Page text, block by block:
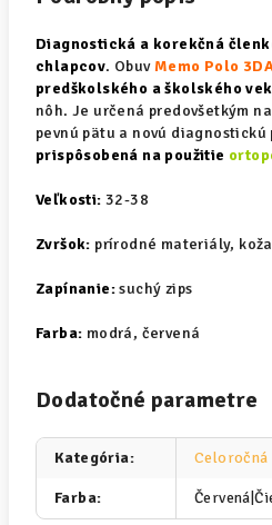
Diagnostická a korekčná
chlapcov. ObuvMemo Polo
predškolského a školského
nôh. Je určená predovšetkým
pevnú pätu a novú diagnostickú
prispôsobená na použitie
Veľkosti: 32-38
Zvršok: prírodné materiály, koža
Zapínanie:suchý zips
Farba: modrá, červená
Dodatočné parametre
Kategória: Celoročná
Farba: